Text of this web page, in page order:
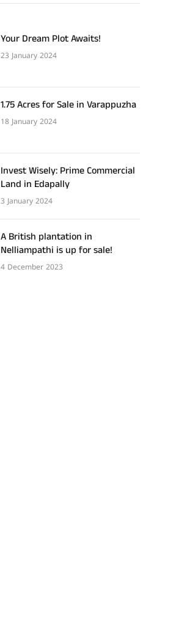
Your Dream Plot Awaits!
23 January 2024
1.75 Acres for Sale in Varappuzha
18 January 2024
Invest Wisely: Prime Commercial
Land in Edapally
3 January 2024
A British plantation in
Nelliampathi is up for sale!
4 December 2023